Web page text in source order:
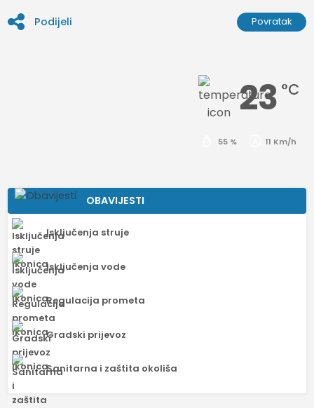
Podijeli Povratak
23 °C
55 % 11 Km/h
OBAVIJESTI
Isključenja struje
Isključenja vode
Regulacija prometa
Gradski prijevoz
Sanitarna i zaštita okoliša